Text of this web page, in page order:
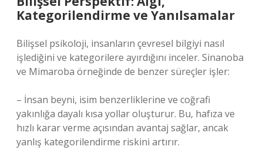
Kategorilendirme ve Yanılsamalar
Bilişsel psikoloji, insanların çevresel bilgiyi nasıl
işlediğini ve kategorilere ayırdığını inceler. Sinanoba
ve Mimaroba örneğinde de benzer süreçler işler:
– İnsan beyni, isim benzerliklerine ve coğrafi
yakınlığa dayalı kısa yollar oluşturur. Bu, hafıza ve
hızlı karar verme açısından avantaj sağlar, ancak
yanlış kategorilendirme riskini artırır.